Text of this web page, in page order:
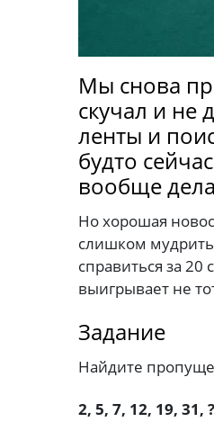
Мы снова
скучал и не
ленты и
будто
вообще
Но хорошая
слишком
справиться за 20
выигрывает не
Задание
Найдите
2, 5, 7, 12, 19, 31, ?